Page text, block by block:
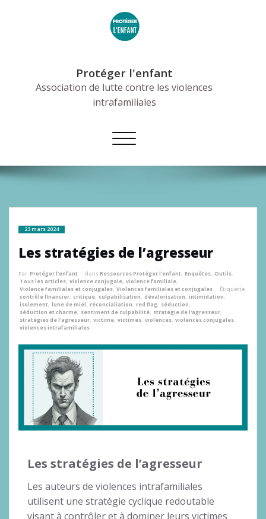
Protéger l'enfant
Association de lutte contre les violences
intrafamiliales
Afficher/masquer
la
23 mars 2024
Les stratégies de l’agresseur
Par Protéger l'enfant dansRessources Protéger l'enfant, Enquêtes, Outils,
Tous les articles, violence conjugale, violence familiale,
Violence familiales et conjugales, Violences familiales et conjugales
Étiquette
contrôle financier, critique, culpabilisation, dévalorisation, intimidation,
isolement, lune de miel, réconcialiation, red flag, séduction,
séduction et charme, sentiment de culpabilité, strategie de l'agresseur,
stratégies de l'agresseur, victime, victimes, violences, violences conjugales,
violences intrafamiliales
Les stratégies de l’agresseur
Les auteurs de violences intrafamiliales
utilisent une stratégie cyclique redoutable
visant à contrôler et à dominer leurs victimes